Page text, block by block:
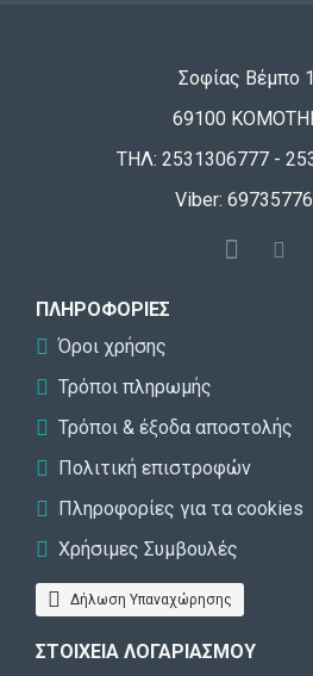
Σοφίας Βέμπο
69100
ΤΗΛ: 2531306777 -
Viber:
ΠΛΗΡΟΦΟΡΊΕΣ
Όροι χρήσης
Τρόποι πληρωμής
Τρόποι & έξοδα αποστολής
Πολιτική επιστροφών
Πληροφορίες για τα cookies
Χρήσιμες Συμβουλές
Δήλωση Υπαναχώρησης
ΣΤΟΙΧΕΊΑ ΛΟΓΑΡΙΑΣΜΟΎ